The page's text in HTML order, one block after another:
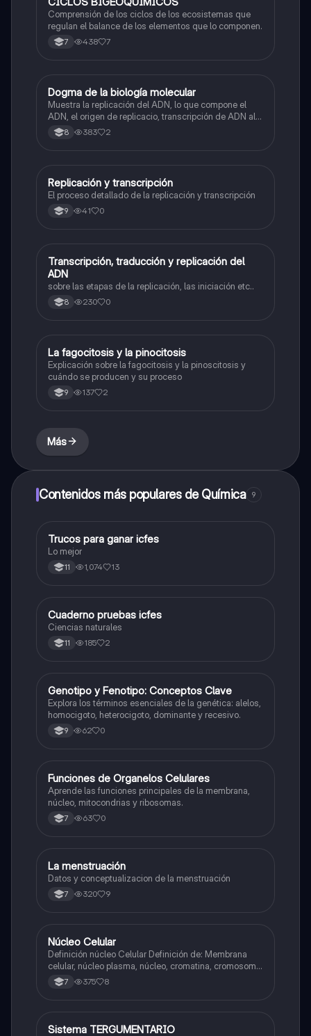
Comprensión de los ciclos de los ecosistemas que
regulan el balance de los elementos que lo componen.
7 438 7
Biologia
Dogma de la biología molecular
Muestra la replicación del ADN, lo que compone el
ADN, el origen de replicacio, transcripción de ADN al
ARN y traducción de ARN a proteína.
8 383 2
Biologia
Replicación y transcripción
El proceso detallado de la replicación y transcripción
9 41 0
Biologia
Transcripción, traducción y replicación del
ADN
sobre las etapas de la replicación, las iniciación etc..
8 230 0
Biologia
La fagocitosis y la pinocitosis
Explicación sobre la fagocitosis y la pinoscitosis y
cuándo se producen y su proceso
9 137 2
Más
Contenidos más populares de Química 9
Química
Trucos para ganar icfes
Lo mejor
11 1,074 13
Biologia
Cuaderno pruebas icfes
Ciencias naturales
11 185 2
GBiologia
Genotipo y Fenotipo: Conceptos Clave
Explora los términos esenciales de la genética: alelos,
homocigoto, heterocigoto, dominante y recesivo.
9 62 0
FBiologia
Funciones de Organelos Celulares
Aprende las funciones principales de la membrana,
núcleo, mitocondrias y ribosomas.
7 63 0
Biologia
La menstruación
Datos y conceptualizacion de la menstruación
7 320 9
Biologia
Núcleo Celular
Definición núcleo Celular Definición de: Membrana
celular, núcleo plasma, núcleo, cromatina, cromosoma
Interfase Fases de la interfase
7 375 8
Biologia
Sistema TERGUMENTARIO